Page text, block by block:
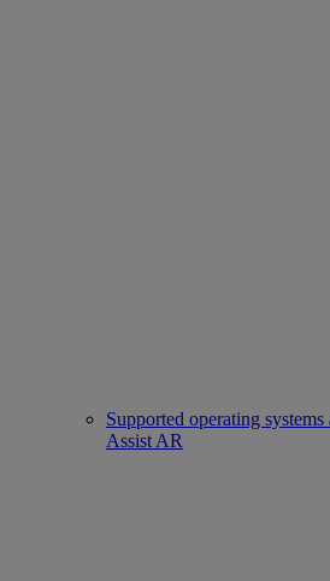
Supported operating
Assist AR